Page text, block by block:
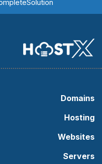
Domains
Hosting
Websites
Servers